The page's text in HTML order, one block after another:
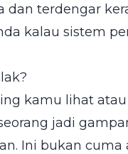
terdengar
kalau sistem
kamu lihat
jadi
Ini bukan